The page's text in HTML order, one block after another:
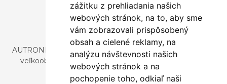
zážitku z prehliadania našich
webových stránok, na to, aby sme
vám zobrazovali prispôsobený
obsah a cielené reklamy, na
analýzu návštevnosti našich
webových stránok a na
pochopenie toho, odkiaľ naši
AUTRONIC, s.r.o. je spoločnosť zaoberajúca sa dovozom a
veľkoobchodným predajom dizajnového aj štýlového
nábytku a dekorácií.